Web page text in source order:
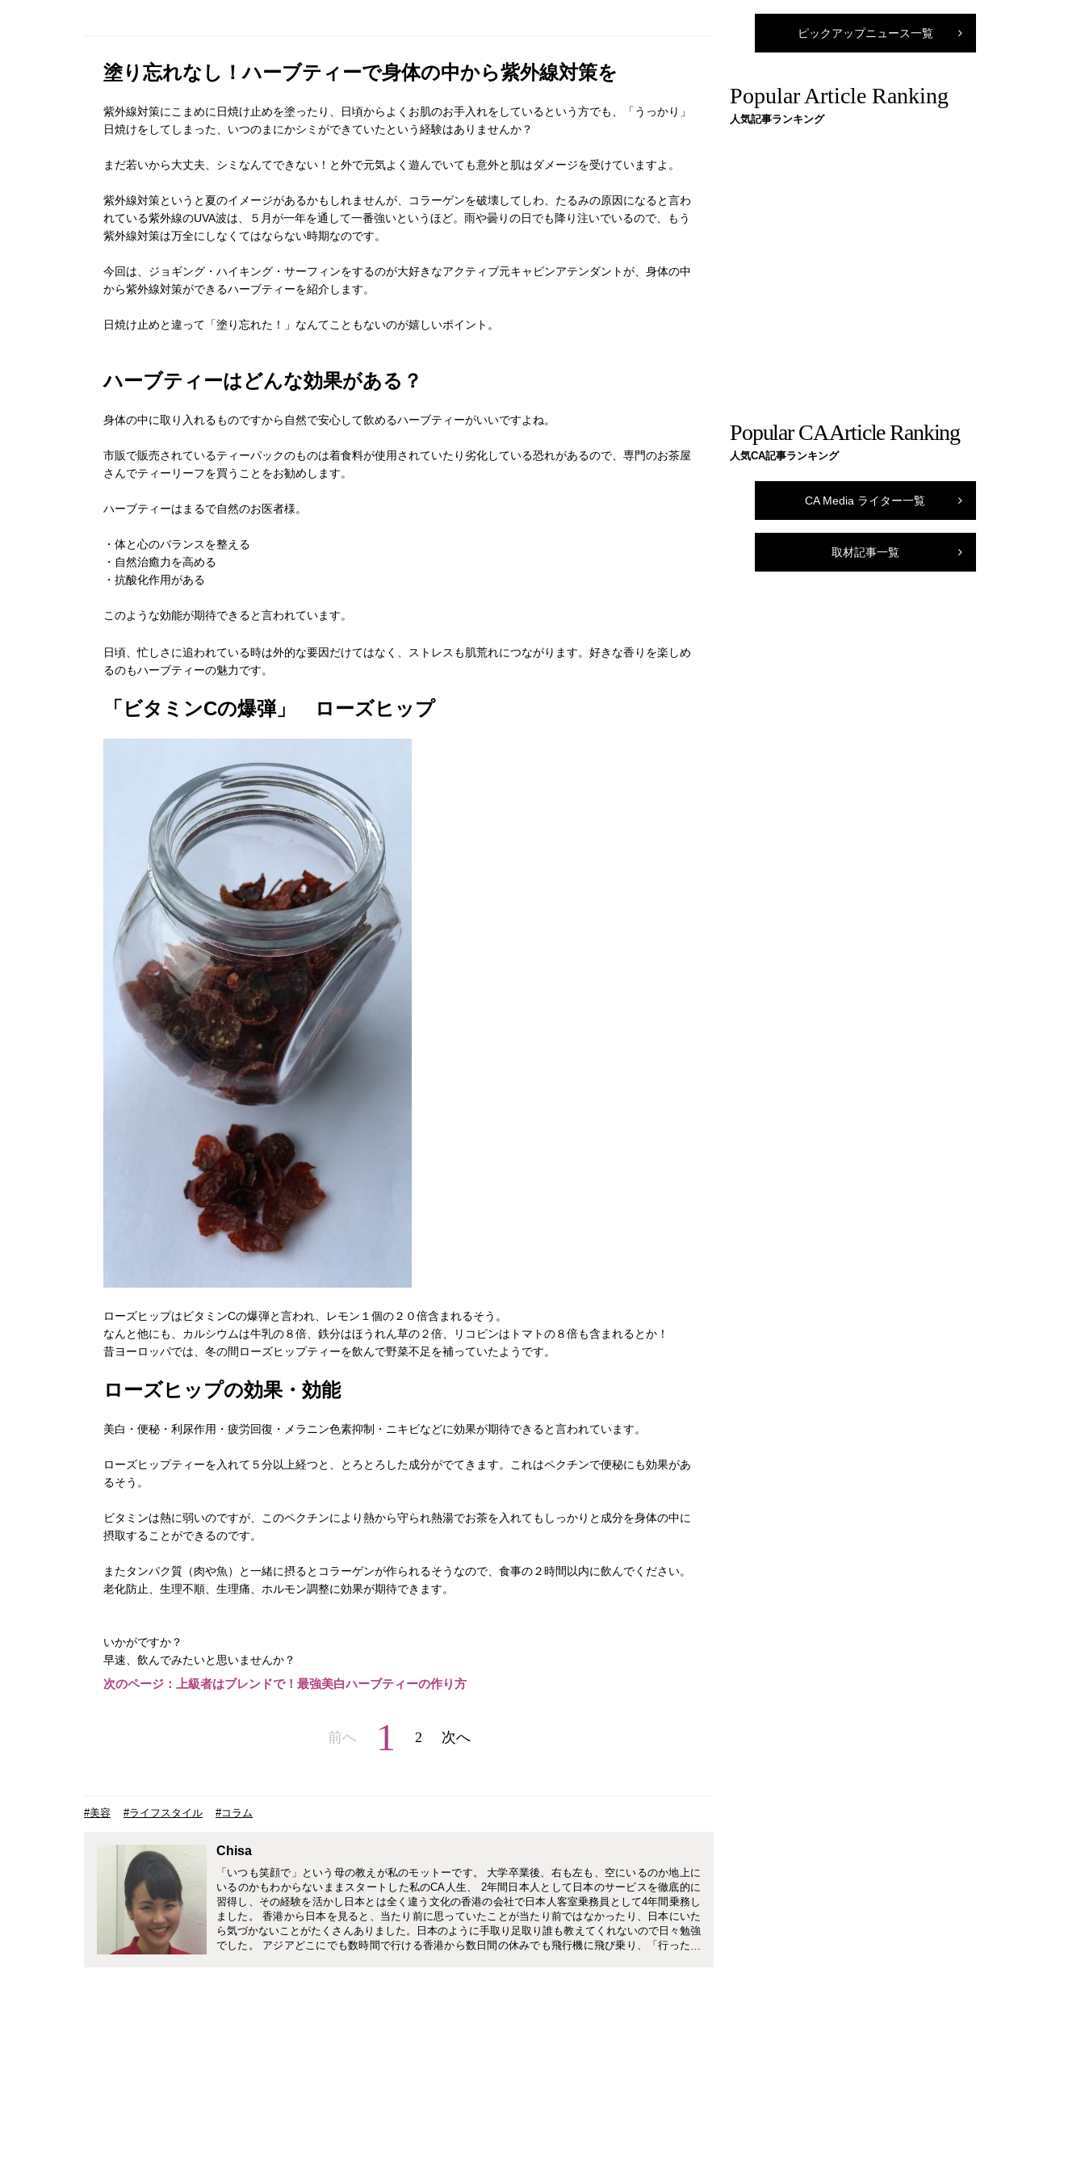
塗り忘れなし！ハーブティーで身体の中から紫外線対策を
紫外線対策にこまめに日焼け止めを塗ったり、日頃からよくお肌のお手入れをしているという方でも、「うっかり」
日焼けをしてしまった、いつのまにかシミができていたという経験はありませんか？
まだ若いから大丈夫、シミなんてできない！と外で元気よく遊んでいても意外と肌はダメージを受けていますよ。
紫外線対策というと夏のイメージがあるかもしれませんが、コラーゲンを破壊してしわ、たるみの原因になると言わ
れている紫外線のUVA波は、５月が一年を通して一番強いというほど。雨や曇りの日でも降り注いでいるので、もう
紫外線対策は万全にしなくてはならない時期なのです。
今回は、ジョギング・ハイキング・サーフィンをするのが大好きなアクティブ元キャビンアテンダントが、身体の中
から紫外線対策ができるハーブティーを紹介します。
日焼け止めと違って「塗り忘れた！」なんてこともないのが嬉しいポイント。
ハーブティーはどんな効果がある？
身体の中に取り入れるものですから自然で安心して飲めるハーブティーがいいですよね。
市販で販売されているティーパックのものは着食料が使用されていたり劣化している恐れがあるので、専門のお茶屋
さんでティーリーフを買うことをお勧めします。
ハーブティーはまるで自然のお医者様。
・体と心のバランスを整える
・自然治癒力を高める
・抗酸化作用がある
このような効能が期待できると言われています。
日頃、忙しさに追われている時は外的な要因だけてはなく、ストレスも肌荒れにつながります。好きな香りを楽しめ
るのもハーブティーの魅力です。
「ビタミンCの爆弾」 ローズヒップ
ローズヒップはビタミンCの爆弾と言われ、レモン１個の２０倍含まれるそう。
なんと他にも、カルシウムは牛乳の８倍、鉄分はほうれん草の２倍、リコピンはトマトの８倍も含まれるとか！
昔ヨーロッパでは、冬の間ローズヒップティーを飲んで野菜不足を補っていたようです。
ローズヒップの効果・効能
美白・便秘・利尿作用・疲労回復・メラニン色素抑制・ニキビなどに効果が期待できると言われています。
ローズヒップティーを入れて５分以上経つと、とろとろした成分がでてきます。これはペクチンで便秘にも効果があ
るそう。
ビタミンは熱に弱いのですが、このペクチンにより熱から守られ熱湯でお茶を入れてもしっかりと成分を身体の中に
摂取することができるのです。
またタンパク質（肉や魚）と一緒に摂るとコラーゲンが作られるそうなので、食事の２時間以内に飲んでください。
老化防止、生理不順、生理痛、ホルモン調整に効果が期待できます。
いかがですか？
早速、飲んでみたいと思いませんか？
次のページ：上級者はブレンドで！最強美白ハーブティーの作り方
前へ 1 2 次へ
#美容 #ライフスタイル #コラム
Chisa
「いつも笑顔で」という母の教えが私のモットーです。 大学卒業後、右も左も、空にいるのか地上に
いるのかもわからないままスタートした私のCA人生、 2年間日本人として日本のサービスを徹底的に
習得し、その経験を活かし日本とは全く違う文化の香港の会社で日本人客室乗務員として4年間乗務し
ました。 香港から日本を見ると、当たり前に思っていたことが当たり前ではなかったり、日本にいた
ら気づかないことがたくさんありました。日本のように手取り足取り誰も教えてくれないので日々勉強
でした。 アジアどこにでも数時間で行ける香港から数日間の休みでも飛行機に飛び乗り、「行ったこ
ピックアップニュース一覧
Popular Article Ranking
人気記事ランキング
Popular CA Article Ranking
人気CA記事ランキング
CA Media ライター一覧
取材記事一覧